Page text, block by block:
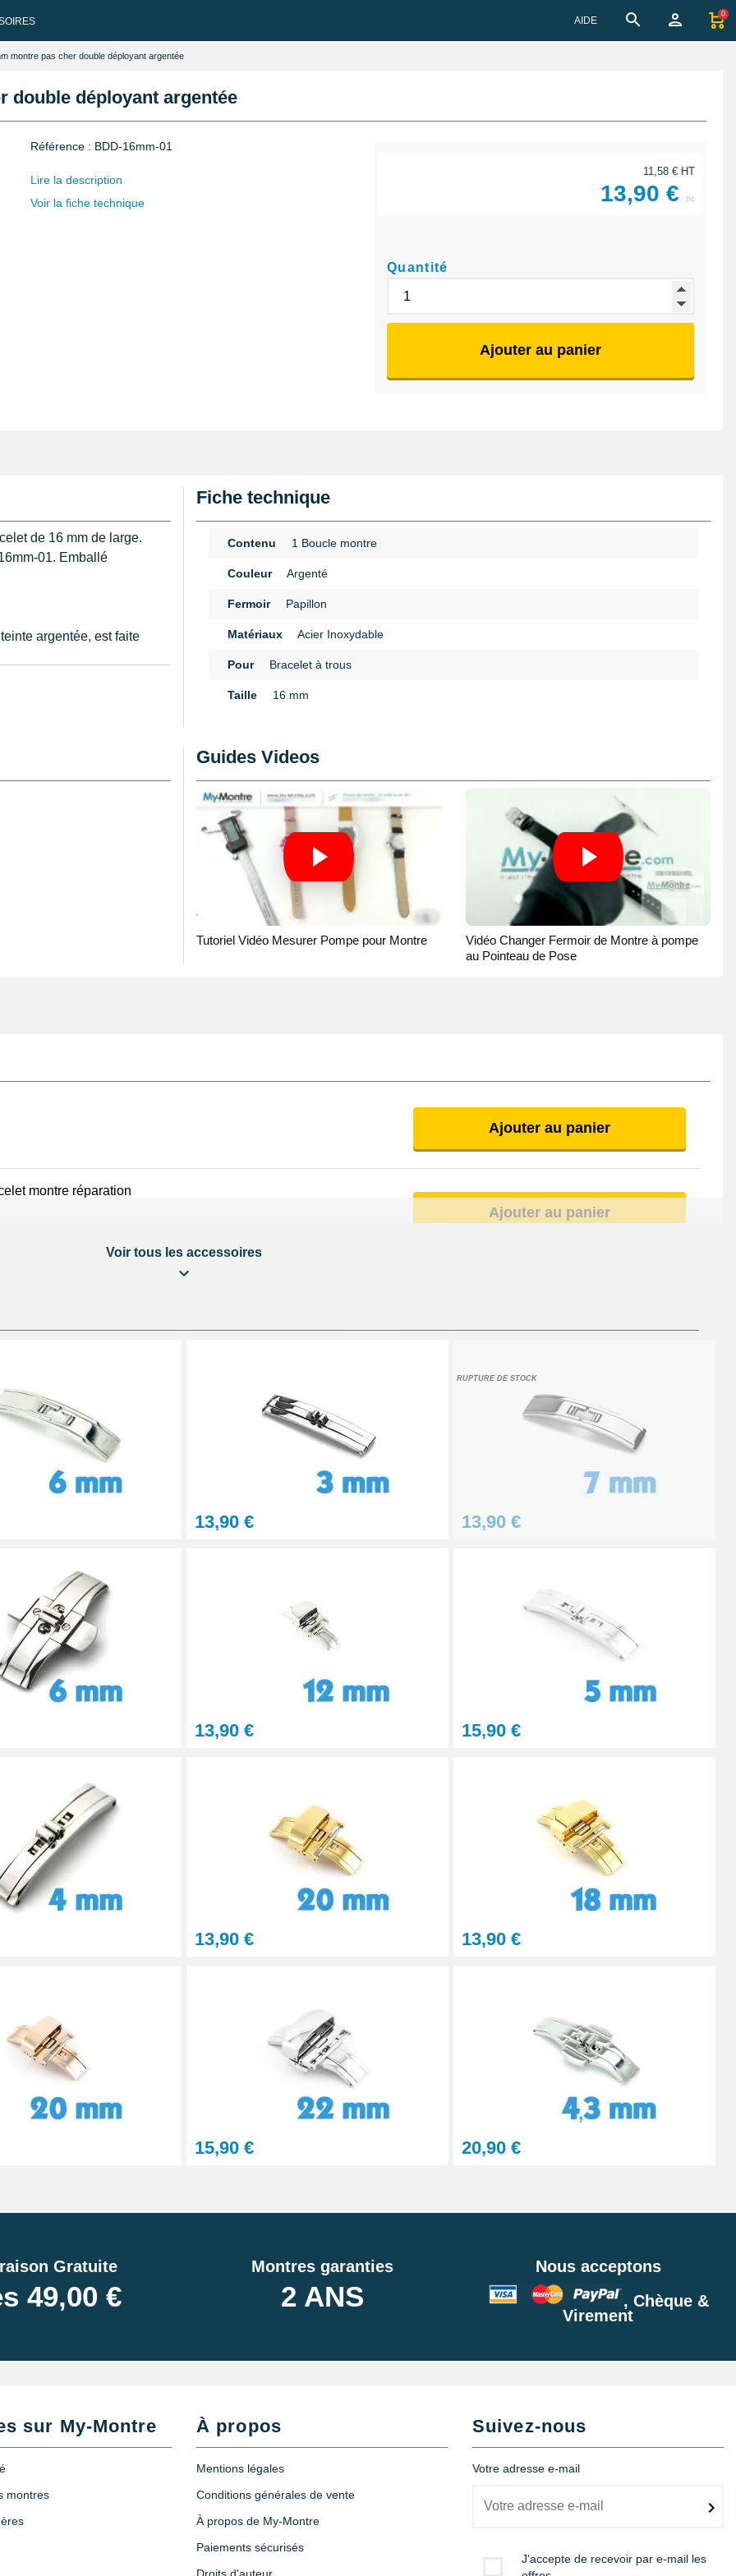
AIDE
0
montre pas cher double déployant argentée
double déployant argentée
Référence : BDD-16mm-01
Lire la description
Voir la fiche technique
11,58 € HT
13,90 € ttc
Quantité
Ajouter au panier
de 16 mm de large.
01. Emballé
argentée, est faite
à un
C'est une boucle
de cet
40 mm en longueur.
largeur de 19 mm
des
Fiche technique
Contenu 1 Boucle montre
Couleur Argenté
Fermoir Papillon
Matériaux Acier Inoxydable
Pour Bracelet à trous
Taille 16 mm
Guides Videos
Tutoriel Vidéo Mesurer Pompe pour Montre
Vidéo Changer Fermoir de Montre à pompe
au Pointeau de Pose
Ajouter au panier
montre réparation
Ajouter au panier
Voir tous les accessoires
13,90 €
RUPTURE DE STOCK
13,90 €
13,90 € 15,90 €
13,90 € 13,90 €
15,90 € 20,90 €
Gratuite
49,00 €
Montres garanties
2 ANS
Nous acceptons
, Chèque &
Virement
sur My-Montre
montres
À propos
Mentions légales
Conditions générales de vente
À propos de My-Montre
Paiements sécurisés
Suivez-nous
Votre adresse e-mail
J'accepte de recevoir par e-mail les